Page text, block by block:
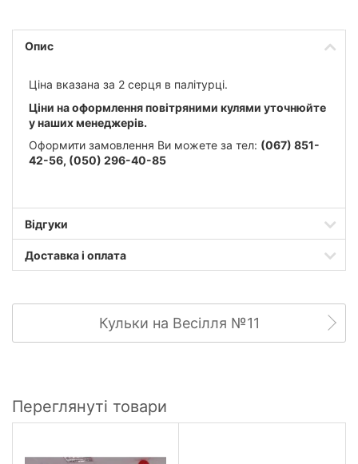
Опис
Ціна вказана за 2 серця в палітурці.
Ціни на оформлення повітряними кулями уточнюйте
у наших менеджерів.
Оформити замовлення Ви можете за тел: (067) 851-
42-56, (050) 296-40-85
Відгуки
Доставка і оплата
Кульки на Весілля №11
Переглянуті товари